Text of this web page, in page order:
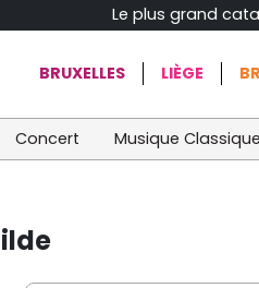
Le plus grand
BRUXELLES LIÈGE
Concert Musique Classique